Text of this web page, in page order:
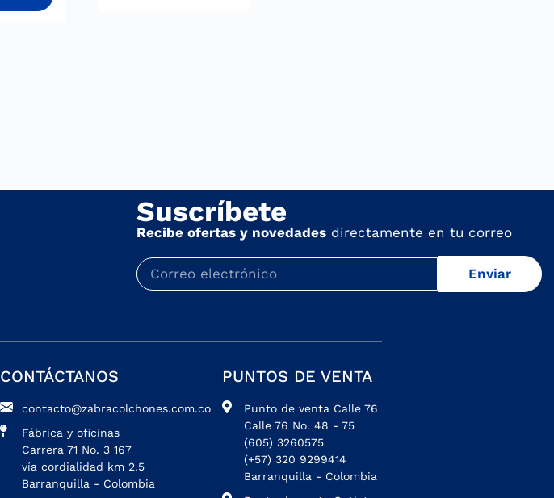
Suscríbete
Recibe ofertas y novedadesdirectamente en tu correo
Enviar
CONTÁCTANOS
contacto@zabracolchones.com.co
Fábrica y oficinas
Carrera 71 No. 3 167
vía cordialidad km 2.5
Barranquilla - Colombia
PUNTOS DE VENTA
Punto de venta Calle 76
Calle 76 No. 48 - 75
(605) 3260575
(+57) 320 9299414
Barranquilla - Colombia